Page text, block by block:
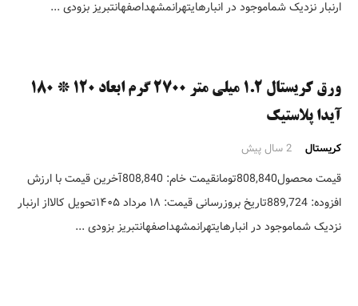
ارنبار نزدیک شماموجود در انبارهایتهرانمشهداصفهانتبریز بزودی ...
ورق کریستال ۱.۲ میلی متر ۲۷۰۰ گرم ابعاد ۱۲۰ * ۱۸۰
آیدا پلاستیک
کریستال 2 سال پیش
قیمت محصول808,840تومانقیمت خام: 808,840آخرین قیمت با ارزش
افزوده: 889,724تاریخ بروزرسانی قیمت: ۱۸ مرداد ۱۴۰۵تحویل کالااز ارنبار
نزدیک شماموجود در انبارهایتهرانمشهداصفهانتبریز بزودی ...